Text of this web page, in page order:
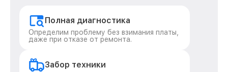
Полная диагностика
Определим проблему без взимания платы,
даже при отказе от ремонта.
Забор техники